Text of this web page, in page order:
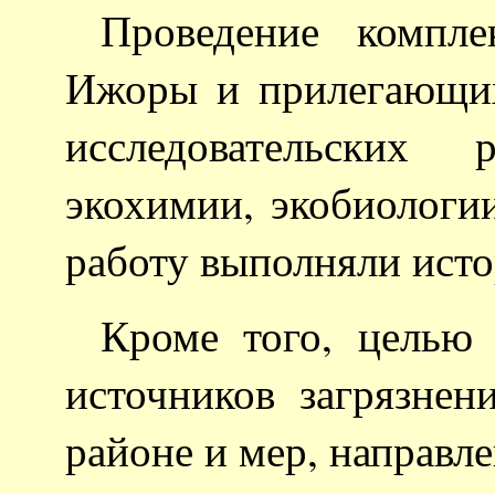
Проведение
Ижоры и
экохимии,
работу выполняли
Кроме того,
источников
районе и мер,